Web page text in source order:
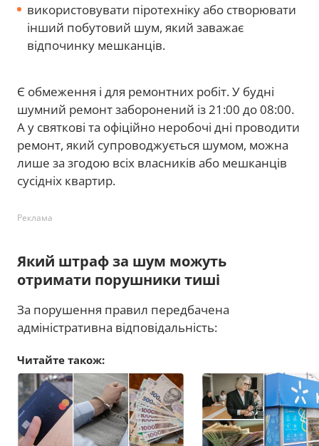
використовувати піротехніку або створювати
інший побутовий шум, який заважає
відпочинку мешканців.
Є обмеження і для ремонтних робіт. У будні
шумний ремонт заборонений із 21:00 до 08:00.
А у святкові та офіційно неробочі дні проводити
ремонт, який супроводжується шумом, можна
лише за згодою всіх власників або мешканців
сусідніх квартир.
Реклама
Який штраф за шум можуть
отримати порушники тиші
За порушення правил передбачена
адміністративна відповідальність:
Читайте також: